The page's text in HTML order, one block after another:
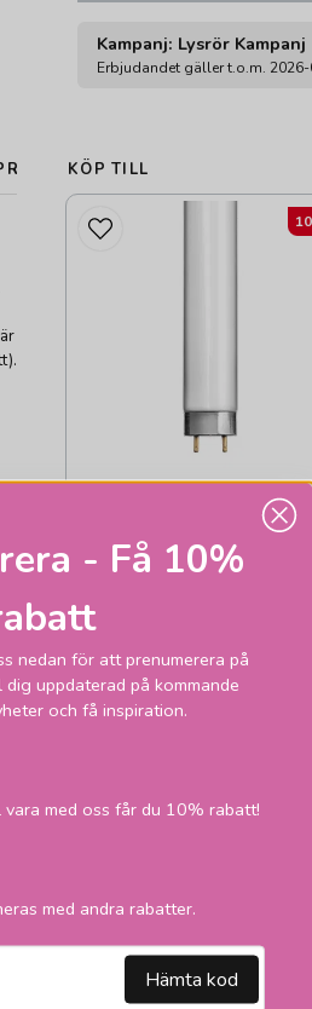
Kampanj: Lysrör Kampanj
Erbjudandet gäller t.o.m.
KÖP TILL
ELSTORE
Lysrör T8 G13
18W/840 590mm
219 kr
197,1
LÄGG I VARUKORGEN
- Få 10%
nedan för att prenumerera på
uppdaterad på kommande
och få inspiration.
med oss får du 10% rabatt!
med andra rabatter.
Hämta kod